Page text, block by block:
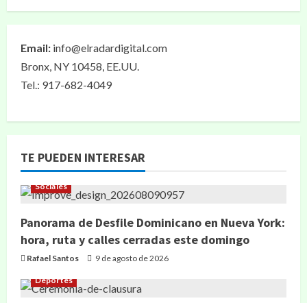
Email: info@elradardigital.com
Bronx, NY 10458, EE.UU.
Tel.: 917-682-4049
TE PUEDEN INTERESAR
Sociales
Panorama de Desfile Dominicano en Nueva York:
hora, ruta y calles cerradas este domingo
Rafael Santos 9 de agosto de 2026
Deportes